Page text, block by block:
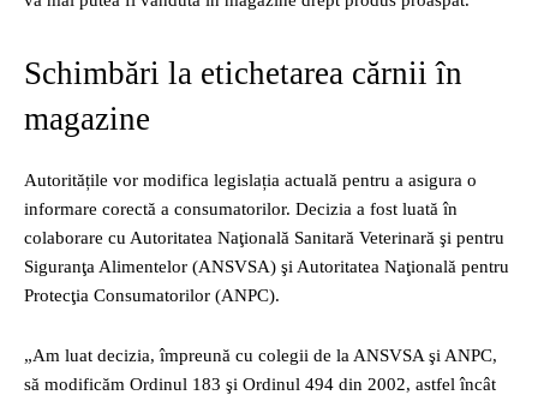
Schimbări la etichetarea cărnii în
magazine
Autoritățile vor modifica legislația actuală pentru a asigura o
informare corectă a consumatorilor. Decizia a fost luată în
colaborare cu Autoritatea Naţională Sanitară Veterinară şi pentru
Siguranţa Alimentelor (ANSVSA) şi Autoritatea Naţională pentru
Protecţia Consumatorilor (ANPC).
„Am luat decizia, împreună cu colegii de la ANSVSA şi ANPC,
să modificăm Ordinul 183 şi Ordinul 494 din 2002, astfel încât